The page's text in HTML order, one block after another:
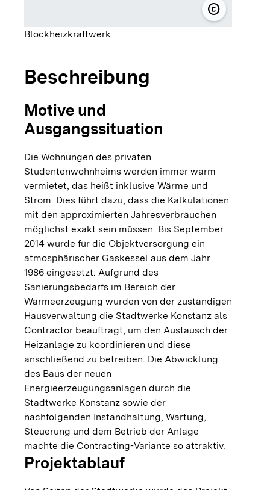
copyright
©
Blockheizkraftwerk
Beschreibung
Motive und
Ausgangssituation
Die Wohnungen des privaten
Studentenwohnheims werden immer warm
vermietet, das heißt inklusive Wärme und
Strom. Dies führt dazu, dass die Kalkulationen
mit den approximierten Jahresverbräuchen
möglichst exakt sein müssen. Bis September
2014 wurde für die Objektversorgung ein
atmosphärischer Gaskessel aus dem Jahr
1986 eingesetzt. Aufgrund des
Sanierungsbedarfs im Bereich der
Wärmeerzeugung wurden von der zuständigen
Hausverwaltung die Stadtwerke Konstanz als
Contractor beauftragt, um den Austausch der
Heizanlage zu koordinieren und diese
anschließend zu betreiben. Die Abwicklung
des Baus der neuen
Energieerzeugungsanlagen durch die
Stadtwerke Konstanz sowie der
nachfolgenden Instandhaltung, Wartung,
Steuerung und dem Betrieb der Anlage
machte die Contracting-Variante so attraktiv.
Projektablauf